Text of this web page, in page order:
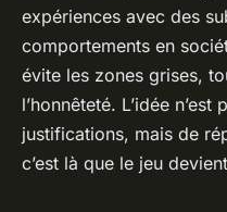
expériences avec des
comportements en
évite les zones grises,
l’honnêteté. L’idée
justifications, mais de
c’est là que le jeu